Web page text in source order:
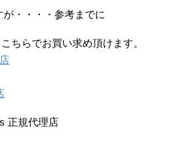
が・・・・参考までに
ちらでお買い求め頂けます。
正規代理店